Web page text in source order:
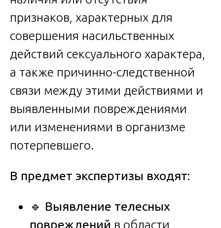
признаков, характерных для
совершения насильственных
действий сексуального характера,
а также причинно-следственной
связи между этими действиями и
выявленными повреждениями
или изменениями в организме
потерпевшего.
В предмет экспертизы входят:
🔹 Выявление телесных
повреждений в области